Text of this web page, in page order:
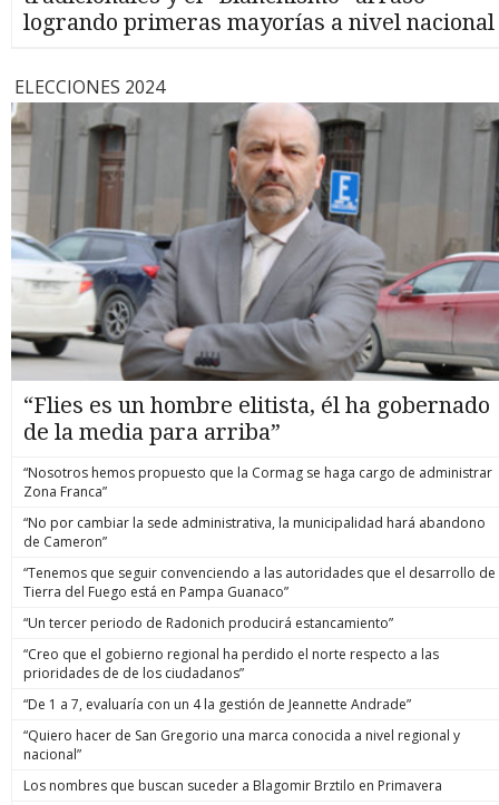
logrando primeras mayorías a nivel nacional
ELECCIONES 2024
“Flies es un hombre elitista, él ha gobernado
de la media para arriba”
“Nosotros hemos propuesto que la Cormag se haga cargo de administrar
Zona Franca”
“No por cambiar la sede administrativa, la municipalidad hará abandono
de Cameron”
“Tenemos que seguir convenciendo a las autoridades que el desarrollo de
Tierra del Fuego está en Pampa Guanaco”
“Un tercer periodo de Radonich producirá estancamiento”
“Creo que el gobierno regional ha perdido el norte respecto a las
prioridades de de los ciudadanos”
“De 1 a 7, evaluaría con un 4 la gestión de Jeannette Andrade”
“Quiero hacer de San Gregorio una marca conocida a nivel regional y
nacional”
Los nombres que buscan suceder a Blagomir Brztilo en Primavera